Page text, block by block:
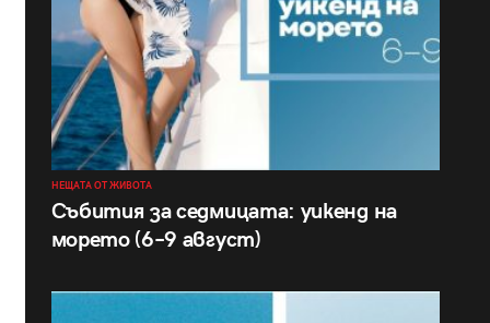
НЕЩАТА ОТ ЖИВОТА
Събития за седмицата: уикенд на
морето (6–9 август)